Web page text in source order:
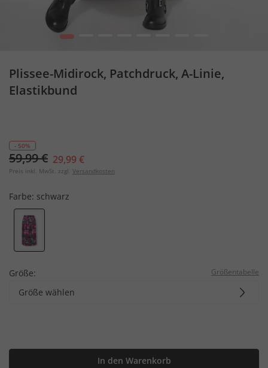
1
Plissee-Midirock, Patchdruck, A-Linie,
Elastikbund
- 50%
59,99 € 29,99 €
Preis inkl. MwSt. zzgl. Versandkosten
Farbe: schwarz
Größe: Größentabelle
Größe wählen
In den Warenkorb